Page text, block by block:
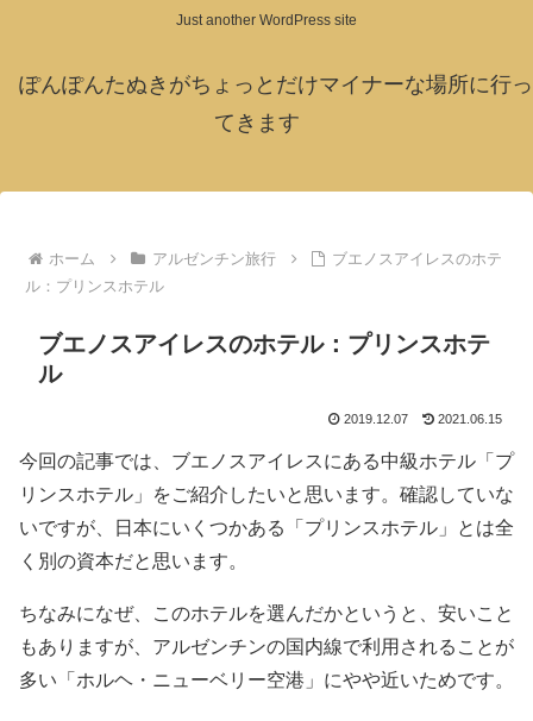
Just another WordPress site
ぽんぽんたぬきがちょっとだけマイナーな場所に行っ
てきます
ホーム アルゼンチン旅行
ブエノスアイレスのホテ
ル：プリンスホテル
ブエノスアイレスのホテル：プリンスホテ
ル
2019.12.07 2021.06.15
今回の記事では、ブエノスアイレスにある中級ホテル「プ
リンスホテル」をご紹介したいと思います。確認していな
いですが、日本にいくつかある「プリンスホテル」とは全
く別の資本だと思います。
ちなみになぜ、このホテルを選んだかというと、安いこと
もありますが、アルゼンチンの国内線で利用されることが
多い「ホルヘ・ニューベリー空港」にやや近いためです。